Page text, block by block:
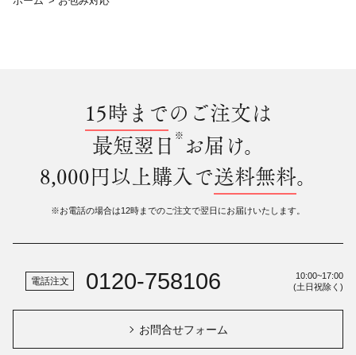
15時までのご注文は
最短翌日 ※ お届け。
8,000円以上購入で送料無料。
※お電話の場合は12時までのご注文で翌日にお届けいたします。
電話注文 0120-758106
10:00~17:00
(土日祝除く)
お問合せフォーム